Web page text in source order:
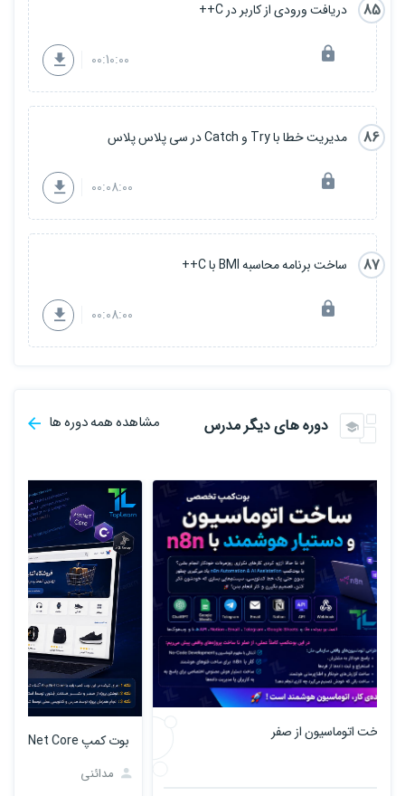
85 دریافت ورودی از کاربر در C++
00:10:00
86 مدیریت خطا با Try و Catch در سی پلاس پلاس
00:08:00
87 ساخت برنامه محاسبه BMI با C++
00:08:00
دوره های دیگر مدرس مشاهده همه دوره ها
بوت کمپ Asp.Net Core پیشرفته